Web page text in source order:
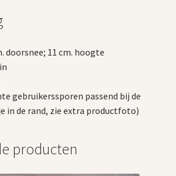
doorsnee; 11 cm. hoogte
gebruikerssporen passend bij de
in de rand, zie extra productfoto)
producten